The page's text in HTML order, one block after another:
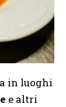
in luoghi
e altri